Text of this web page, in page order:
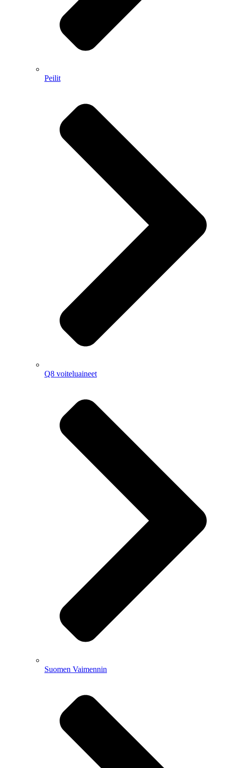
Peilit
Q8 voiteluaineet
Suomen Vaimennin